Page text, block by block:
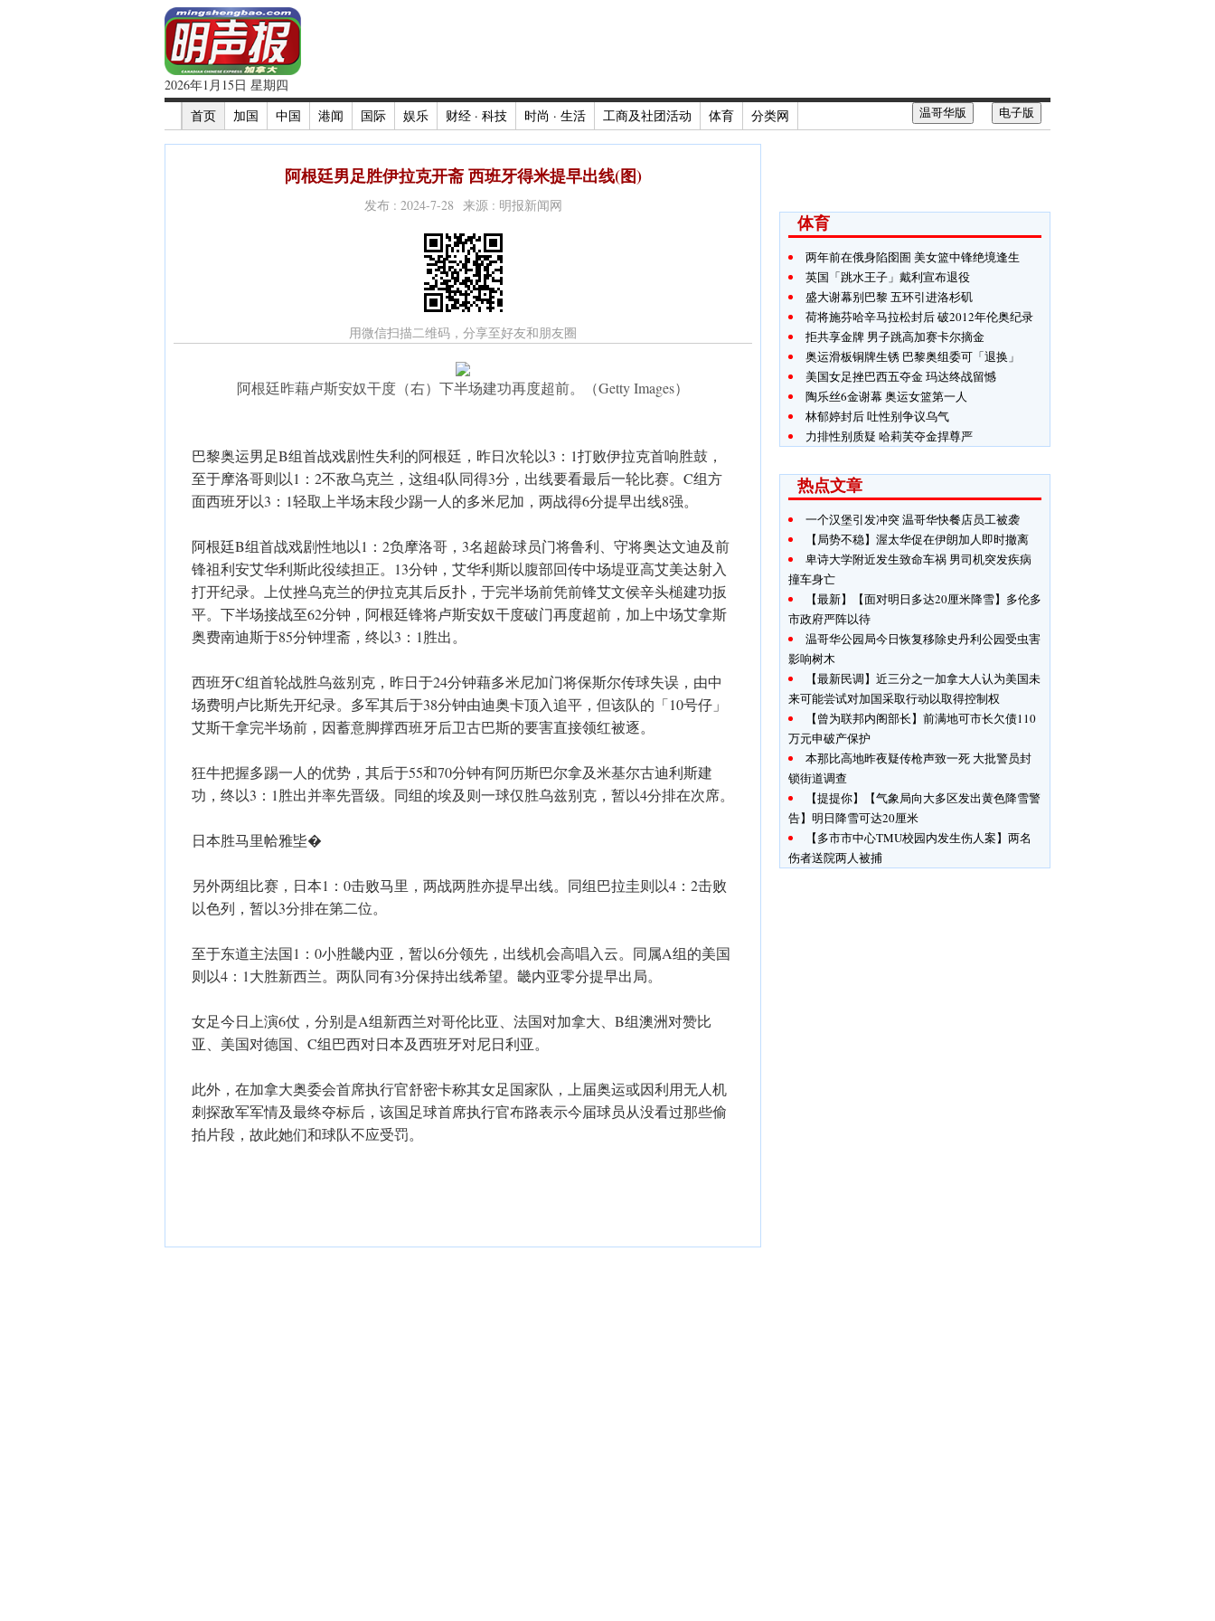
2026年1月15日 星期四
首页
加国 中国 港闻 国际 娱乐 财经 · 科技 时尚 · 生活 工商及社团活动 体育 分类网 电子版
温哥华版
阿根廷男足胜伊拉克开斋 西班牙得米提早出线(图)
发布 : 2024-7-28 来源 : 明报新闻网
用微信扫描二维码，分享至好友和朋友圈
阿根廷昨藉卢斯安奴干度（右）下半场建功再度超前。（Getty Images）
巴黎奥运男足B组首战戏剧性失利的阿根廷，昨日次轮以3：1打败伊拉克首响胜鼓，
至于摩洛哥则以1：2不敌乌克兰，这组4队同得3分，出线要看最后一轮比赛。C组方
面西班牙以3：1轻取上半场末段少踢一人的多米尼加，两战得6分提早出线8强。
阿根廷B组首战戏剧性地以1：2负摩洛哥，3名超龄球员门将鲁利、守将奥达文迪及前
锋祖利安艾华利斯此役续担正。13分钟，艾华利斯以腹部回传中场堤亚高艾美达射入
打开纪录。上仗挫乌克兰的伊拉克其后反扑，于完半场前凭前锋艾文侯辛头槌建功扳
平。下半场接战至62分钟，阿根廷锋将卢斯安奴干度破门再度超前，加上中场艾拿斯
奥费南迪斯于85分钟埋斋，终以3：1胜出。
西班牙C组首轮战胜乌兹别克，昨日于24分钟藉多米尼加门将保斯尔传球失误，由中
场费明卢比斯先开纪录。多军其后于38分钟由迪奥卡顶入追平，但该队的「10号仔」
艾斯干拿完半场前，因蓄意脚撑西班牙后卫古巴斯的要害直接领红被逐。
狂牛把握多踢一人的优势，其后于55和70分钟有阿历斯巴尔拿及米基尔古迪利斯建
功，终以3：1胜出并率先晋级。同组的埃及则一球仅胜乌兹别克，暂以4分排在次席。
日本胜马里帢雅坒�
另外两组比赛，日本1：0击败马里，两战两胜亦提早出线。同组巴拉圭则以4：2击败
以色列，暂以3分排在第二位。
至于东道主法国1：0小胜畿内亚，暂以6分领先，出线机会高唱入云。同属A组的美国
则以4：1大胜新西兰。两队同有3分保持出线希望。畿内亚零分提早出局。
女足今日上演6仗，分别是A组新西兰对哥伦比亚、法国对加拿大、B组澳洲对赞比
亚、美国对德国、C组巴西对日本及西班牙对尼日利亚。
此外，在加拿大奥委会首席执行官舒密卡称其女足国家队，上届奥运或因利用无人机
刺探敌军军情及最终夺标后，该国足球首席执行官布路表示今届球员从没看过那些偷
拍片段，故此她们和球队不应受罚。
体育
两年前在俄身陷囹圄 美女篮中锋绝境逢生
英国「跳水王子」戴利宣布退役
盛大谢幕别巴黎 五环引进洛杉矶
荷将施芬哈辛马拉松封后 破2012年伦奥纪录
拒共享金牌 男子跳高加赛卡尔摘金
奥运滑板铜牌生锈 巴黎奥组委可「退换」
美国女足挫巴西五夺金 玛达终战留憾
陶乐丝6金谢幕 奥运女篮第一人
林郁婷封后 吐性别争议乌气
力排性别质疑 哈莉芙夺金捍尊严
热点文章
一个汉堡引发冲突 温哥华快餐店员工被袭
【局势不稳】渥太华促在伊朗加人即时撤离
卑诗大学附近发生致命车祸 男司机突发疾病
撞车身亡
【最新】【面对明日多达20厘米降雪】多伦多
市政府严阵以待
温哥华公园局今日恢复移除史丹利公园受虫害
影响树木
【最新民调】近三分之一加拿大人认为美国未
来可能尝试对加国采取行动以取得控制权
【曾为联邦内阁部长】前满地可市长欠债110
万元申破产保护
本那比高地昨夜疑传枪声致一死 大批警员封
锁街道调查
【提提你】【气象局向大多区发出黄色降雪警
告】明日降雪可达20厘米
【多市市中心TMU校园内发生伤人案】两名
伤者送院两人被捕